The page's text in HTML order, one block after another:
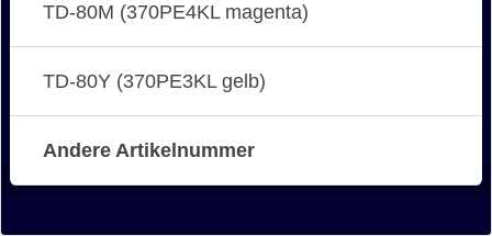
TD-80M (370PE4KL magenta)
TD-80Y (370PE3KL gelb)
Andere Artikelnummer